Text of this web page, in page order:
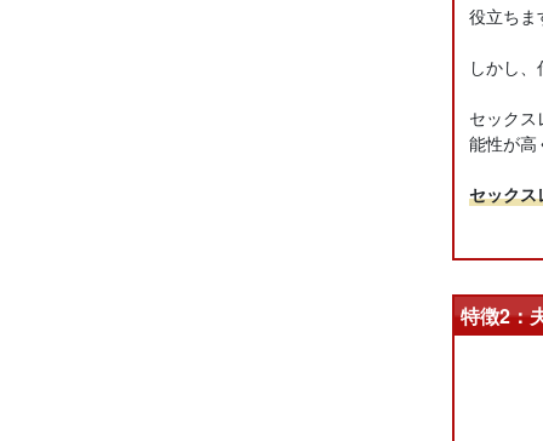
役立ちま
しかし
セック
能性が高
セックス
特徴2：